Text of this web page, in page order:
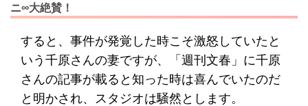
ニ∞大絶賛！
すると、事件が発覚した時こそ激怒していたと
いう千原さんの妻ですが、「週刊文春」に千原
さんの記事が載ると知った時は喜んでいたのだ
と明かされ、スタジオは騒然とします。